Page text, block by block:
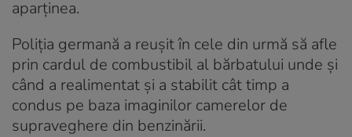
aparținea.
Poliția germană a reușit în cele din urmă să afle
prin cardul de combustibil al bărbatului unde și
când a realimentat și a stabilit cât timp a
condus pe baza imaginilor camerelor de
supraveghere din benzinării.